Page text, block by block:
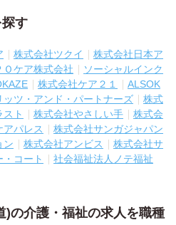
す
株式会社ツクイ
株式会社日本ア
Ｏケア株式会社
ソーシャルインク
株式会社ケア２１
ALSOK
ッツ・アンド・パートナーズ
株式
ト 株式会社やさしい手
株式会
アパレス
株式会社サンガジャパン
ン
株式会社アンビス
株式会社サ
コート
社会福祉法人ノテ福祉
)の介護・福祉の求人を職種